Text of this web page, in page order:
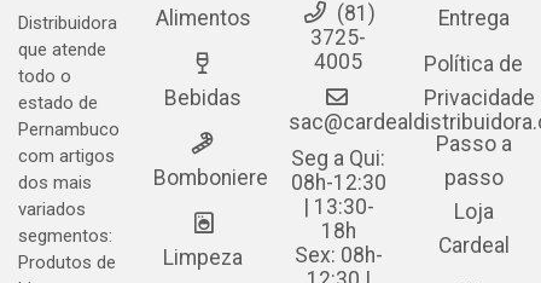
Distribuidora
que atende
todo o
estado de
Pernambuco
com artigos
dos mais
variados
segmentos:
Produtos de
Alimentos
Bebidas
Bomboniere
Limpeza
(81)
3725-
4005
Seg a Qui:
08h-12:30
| 13:30-
18h
Sex: 08h-
Entrega
Política de
Privacidade
Passo a
passo
Loja
Cardeal